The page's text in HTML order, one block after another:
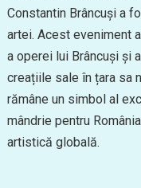
Constantin Brâncuși a
artei. Acest eveniment
a operei lui Brâncuși și
creațiile sale în țara sa
rămâne un simbol al
mândrie pentru
artistică globală.